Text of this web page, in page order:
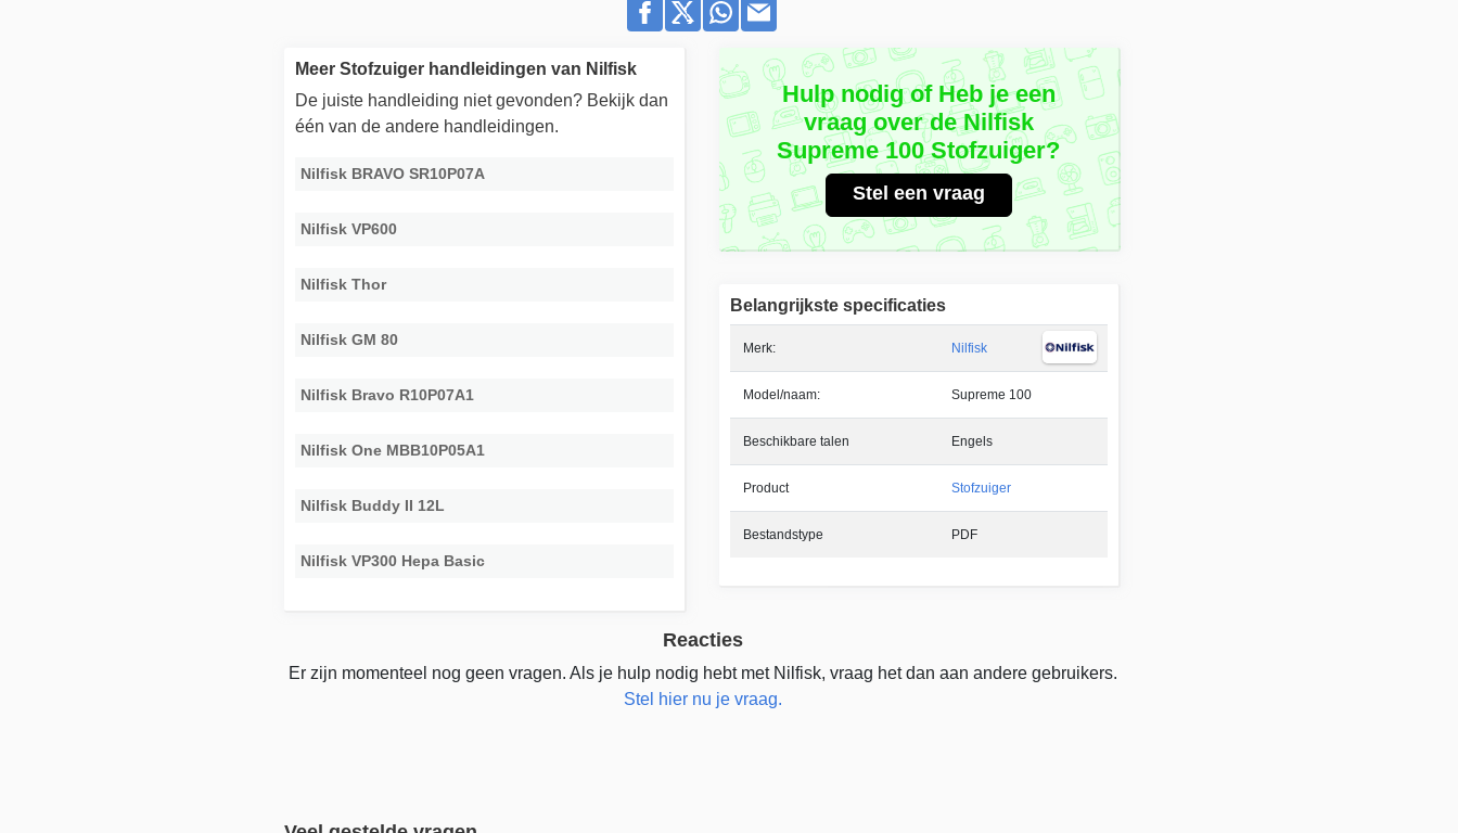
Hulp nodig of Heb je een
vraag over de Nilfisk
Supreme 100 Stofzuiger?
Stel een vraag
Belangrijkste specificaties
Merk: Nilfisk
Model/naam: Supreme 100
Beschikbare talen Engels
Product Stofzuiger
Bestandstype PDF
Meer Stofzuiger handleidingen van Nilfisk
De juiste handleiding niet gevonden? Bekijk dan
één van de andere handleidingen.
Nilfisk BRAVO SR10P07A
Nilfisk VP600
Nilfisk Thor
Nilfisk GM 80
Nilfisk Bravo R10P07A1
Nilfisk One MBB10P05A1
Nilfisk Buddy II 12L
Nilfisk VP300 Hepa Basic
Reacties
Er zijn momenteel nog geen vragen. Als je hulp nodig hebt met Nilfisk, vraag het dan aan andere gebruikers.
Stel hier nu je vraag.